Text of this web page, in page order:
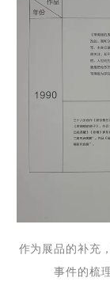
作为展品的补充
事件的梳